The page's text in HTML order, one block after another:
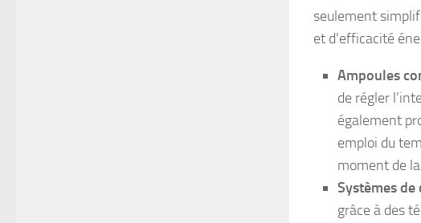
seulement
et d’efficacité
Ampoules
de régler
également
emploi du
moment de
Systèmes
grâce à des